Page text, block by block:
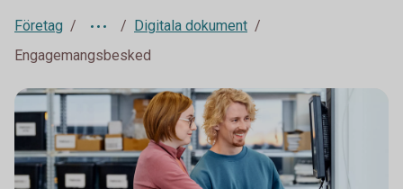
Företag
Digitala dokument
Engagemangsbesked